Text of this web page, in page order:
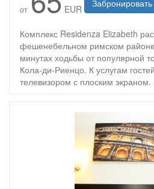
от EUR Забронировать
Комплекс Residenza Elizabeth
фешенебельном римском
минутах ходьбы от популярной
Кола-ди-Риенцо. К услугам
телевизором с плоским экраном.